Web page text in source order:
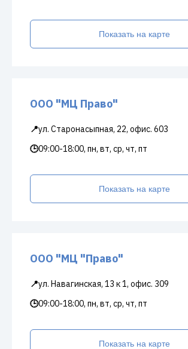
Показать на карте
ООО "МЦ Право"
📍ул. Старонасыпная, 22, офис. 603
🕒09:00-18:00, пн, вт, ср, чт, пт
Показать на карте
ООО "МЦ "Право"
📍ул. Навагинская, 13 к 1, офис. 309
🕒09:00-18:00, пн, вт, ср, чт, пт
Показать на карте